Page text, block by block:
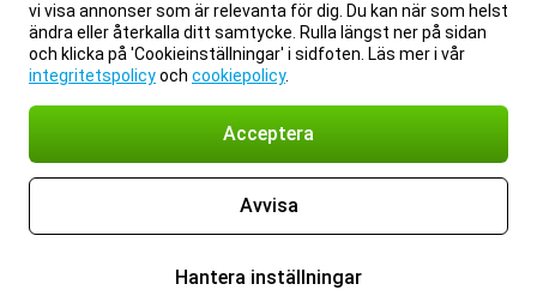
vi visa annonser som är relevanta för dig. Du kan när som helst
ändra eller återkalla ditt samtycke. Rulla längst ner på sidan
och klicka på 'Cookieinställningar' i sidfoten. Läs mer i vår
integritetspolicyoch cookiepolicy.
Acceptera
Avvisa
Hantera inställningar